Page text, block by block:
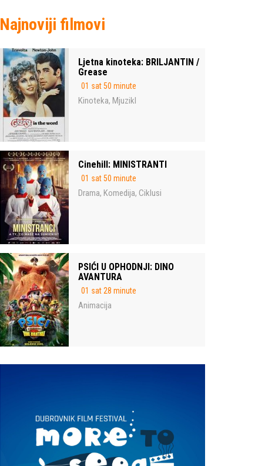
Najnoviji filmovi
Ljetna kinoteka: BRILJANTIN /
Grease
01 sat 50 minute
Kinoteka, Mjuzikl
Cinehill: MINISTRANTI
01 sat 50 minute
Drama, Komedija, Ciklusi
PSIĆI U OPHODNJI: DINO
AVANTURA
01 sat 28 minute
Animacija